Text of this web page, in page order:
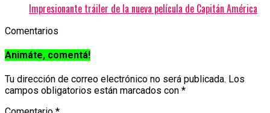
Impresionante tráiler de la nueva película de Capitán América
Comentarios
Animáte, comentá!
Tu dirección de correo electrónico no será publicada. Los
campos obligatorios están marcados con *